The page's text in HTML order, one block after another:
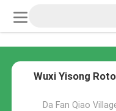
Wuxi Yisong
Da Fan Qiao